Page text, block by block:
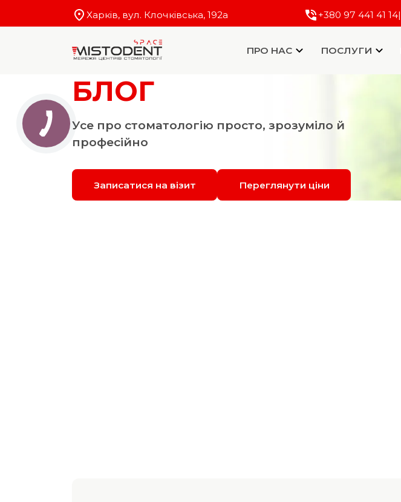
Харків, вул. Клочківська, 192a +380 97 441 41 14|
ПРО НАС ПОСЛУГИ
БЛОГ
Усе про стоматологію просто, зрозуміло й
професійно
Записатися на візит Переглянути ціни